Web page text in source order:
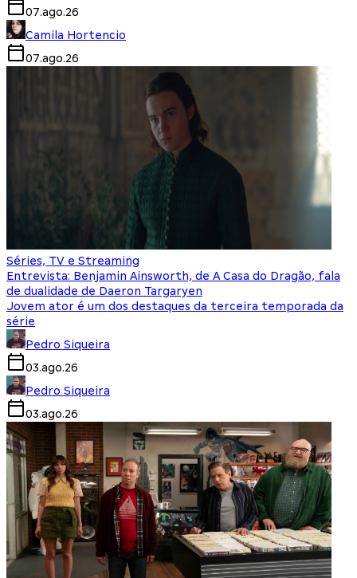
07.ago.26
Camila Hortencio
07.ago.26
Séries, TV e Streaming
Entrevista: Benjamin Ainsworth, de A Casa do Dragão, fala
de dualidade de Daeron Targaryen
Jovem ator é um dos destaques da terceira temporada da
série
Pedro Siqueira
03.ago.26
Pedro Siqueira
03.ago.26